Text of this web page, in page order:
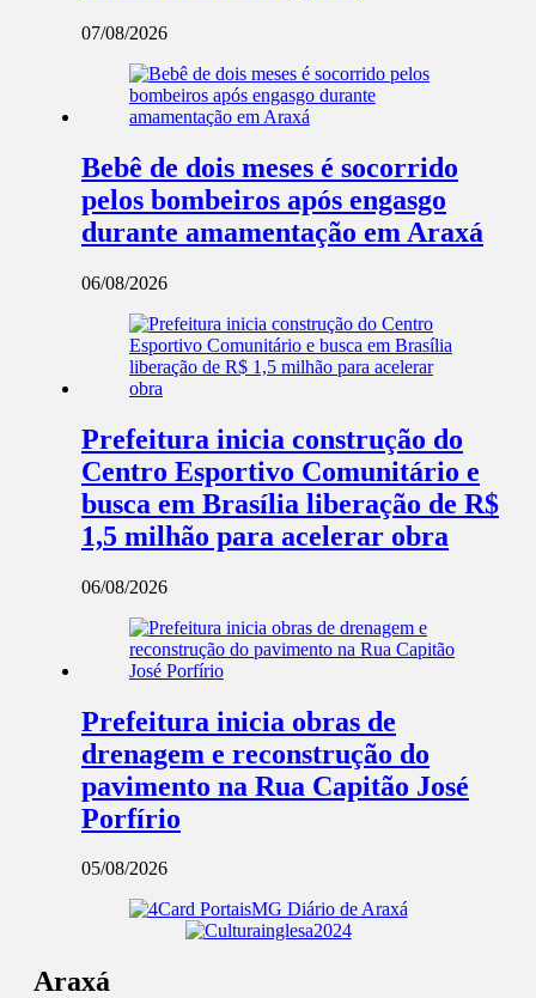
07/08/2026
Bebê de dois meses é socorrido
pelos bombeiros após engasgo
durante amamentação em Araxá
06/08/2026
Prefeitura inicia construção do
Centro Esportivo Comunitário e
busca em Brasília liberação de R$
1,5 milhão para acelerar obra
06/08/2026
Prefeitura inicia obras de
drenagem e reconstrução do
pavimento na Rua Capitão José
Porfírio
05/08/2026
Araxá